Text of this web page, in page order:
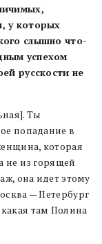
у которых
слышно что-
успехом
русскости не
Ты
попадание в
которая
не из горящей
она идет этому
— Петербург
там Полина